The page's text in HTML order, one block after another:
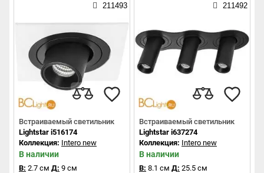
211493
Встраиваемый светильник
Lightstar i516174
Коллекция: Intero new
В наличии
В: 2.7 см Д: 9 см
211492
Встраиваемый светильник
Lightstar i637274
Коллекция: Intero new
В наличии
В: 8.1 см Д: 25.5 см